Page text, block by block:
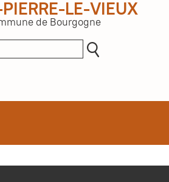
LE-VIEUX
de Bourgogne